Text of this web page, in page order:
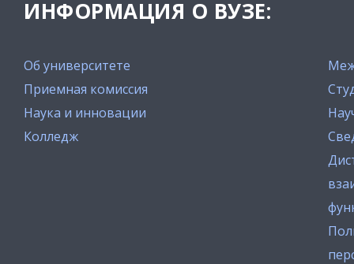
ИНФОРМАЦИЯ О ВУЗЕ:
Об университете
Приемная комиссия
Наука и инновации
Колледж